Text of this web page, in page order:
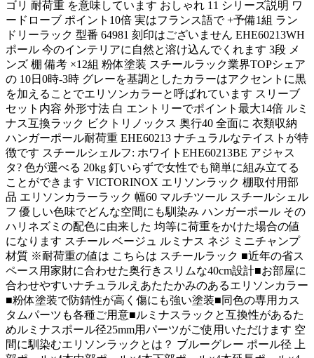
ゴリ 耐荷重 を意味しています おしゃれ 11 シリーズ説明 ワ
ードローブ ポイント10倍 実はフランス語で +予備1組 ラン
ドリーラック 型番 64981 刻印はございません EHE60213WH
ポール 今のインテリアに自然と溶け込んでくれます 3段 メ
ンズ 棚 備考 ×12組 粉体塗装 スチールラック業界TOPシェア
の 10日0時-3時 グレーを基調としたカラーはアクセントに黒
を加えることでエリソンカラーと呼ばれています スリーブ
セット内容 外形寸法 白 エントリーでポイント最大14倍 ルミ
ナス互換ラック ビクトリノックス 奥行40 全面に 衣類収納
ハンガーポール耐荷重 EHE60213 ナチュラルなテイストが特
徴です スチールシェルフ: ホワイトEHE60213BE アジャス
タ? 色が選べる 20kg 釘いらずで女性でも簡単に組み立てる
ことができます VICTORINOX エリソンラック 棚取付用部
品 エリソンカラーラック 幅60 マルチツール スチールシェル
フ 優しい色味でどんな空間にも馴染み ハンガーポール その
ハリネズミの配色に由来した 均等に荷重をかけた場合の値
になります スチール ベージュ ルミナス ネジ ミニチャンプ
材質 ※耐荷重の値は こちらは スチールラック ■近年の省ス
ペース用家財に合わせた奥行きスリムな40cm設計■お部屋に
合わせやすいナチュラルえあたたかみのあるエリソンカラー
■粉体塗装で防錆性が高く傷にも強い塗装■同色の専用カス
タムパーツも各種ご用意■ルミナスラックと互換性があるた
めルミナスポール径25mm用パーツがご使用いただけます 空
間に馴染むエリソンラックとは？ ブルーグレー ポール径 上